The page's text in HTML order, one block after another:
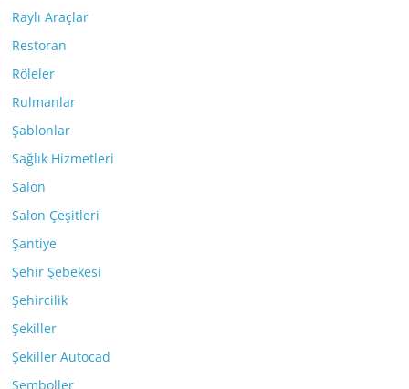
Raylı Araçlar
Restoran
Röleler
Rulmanlar
Şablonlar
Sağlık Hizmetleri
Salon
Salon Çeşitleri
Şantiye
Şehir Şebekesi
Şehircilik
Şekiller
Şekiller Autocad
Semboller